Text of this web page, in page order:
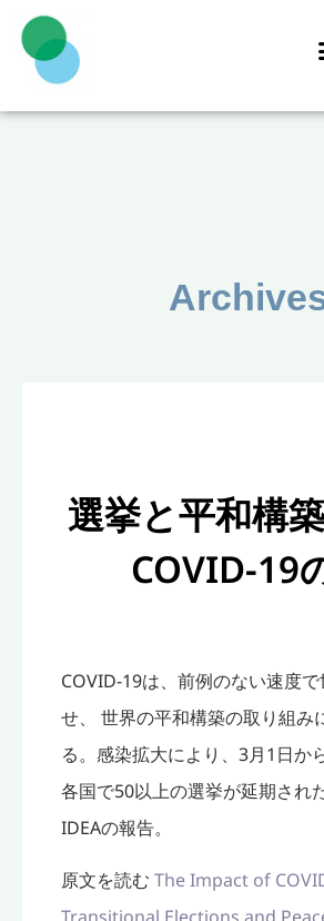
選挙と平和構
COVID-19
COVID-19は、前例のない速度
せ、 世界の平和構築の取り組み
る。感染拡大により、3月1日か
各国で50以上の選挙が延期さ
IDEAの報告。
原文を読む The Impact of